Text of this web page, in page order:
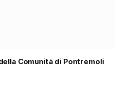
Comunità di Pontremoli